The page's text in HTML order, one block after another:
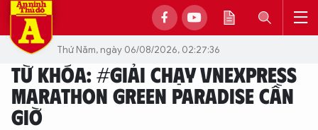
Thứ Năm, ngày 06/08/2026, 02:27:36
TỪ KHÓA: #GIẢI CHẠY VNEXPRESS
MARATHON GREEN PARADISE CẦN
GIỜ